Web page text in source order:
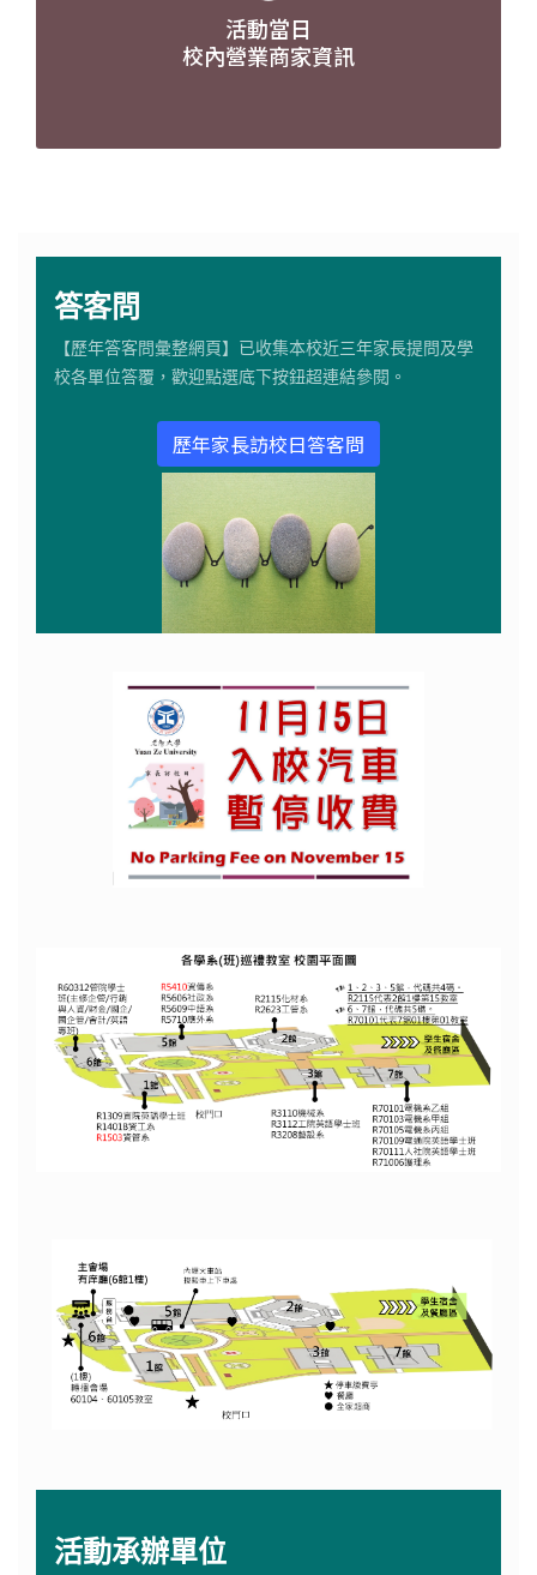
活動當日
校內營業商家資訊
答客問
【歷年答客問彙整網頁】已收集本校近三年家長提問及學
校各單位答覆，歡迎點選底下按鈕超連結參閱。
歷年家長訪校日答客問
活動承辦單位